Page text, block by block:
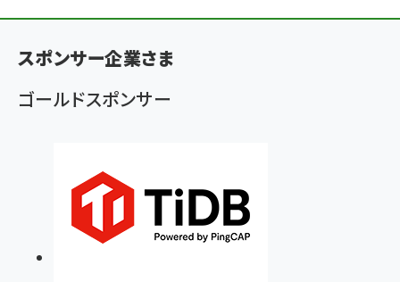
ン
く
ず
スポンサー企業さま
ゴールドスポンサー